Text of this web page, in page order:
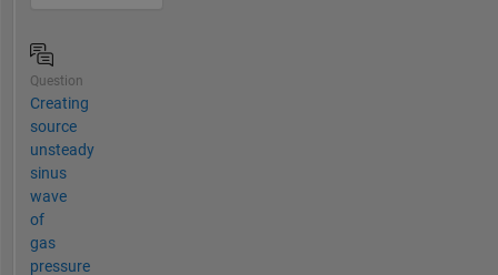
Question
Creating
source
unsteady
sinus
wave
of
gas
pressure